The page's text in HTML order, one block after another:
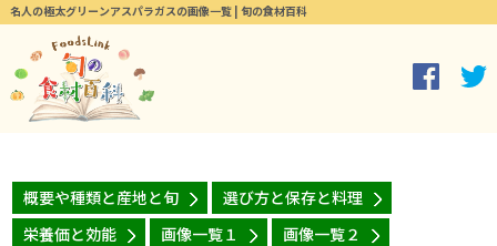
名人の極太グリーンアスパラガスの画像一覧 | 旬の食材百科
概要や種類と産地と旬
選び方と保存と料理
栄養価と効能
画像一覧１ 画像一覧２